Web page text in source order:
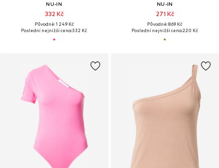
NU-IN
332 Kč
Původně: 1 249 Kč
Poslední nejnižší cena:332 Kč
NU-IN
271 Kč
Původně: 869 Kč
Poslední nejnižší cena:220 Kč